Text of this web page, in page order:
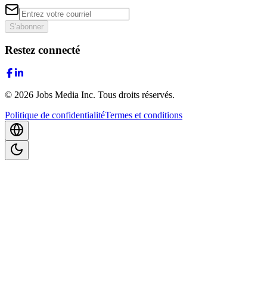
S'abonner
Restez connecté
© 2026 Jobs Media Inc. Tous droits réservés.
Politique de confidentialitéTermes et conditions